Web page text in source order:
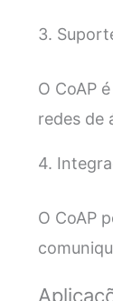
3.
O CoAP
redes de
4.
O CoAP